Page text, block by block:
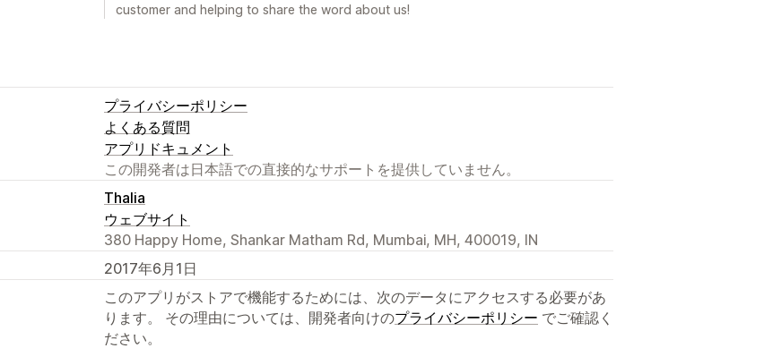
customer and helping to share the word about us!
プライバシーポリシー
よくある質問
アプリドキュメント
この開発者は日本語での直接的なサポートを提供していません。
Thalia
ウェブサイト
380 Happy Home, Shankar Matham Rd, Mumbai, MH, 400019, IN
2017年6月1日
このアプリがストアで機能するためには、次のデータにアクセスする必要があ
ります。 その理由については、開発者向けのプライバシーポリシー でご確認く
ださい。